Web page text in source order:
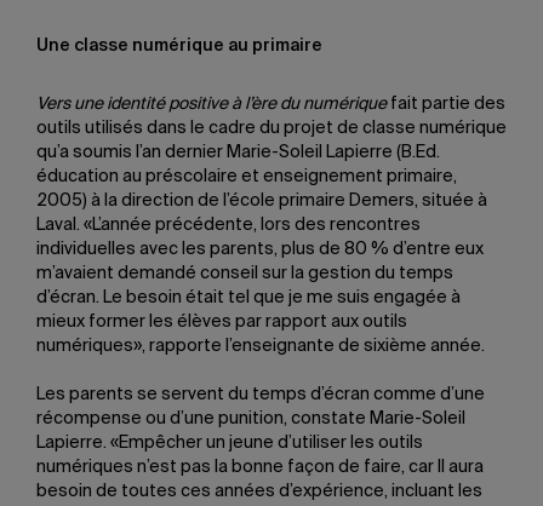
Une classe numérique au primaire
Vers une identité positive à l’ère du numérique fait partie des
outils utilisés dans le cadre du projet de classe numérique
qu’a soumis l’an dernier Marie-Soleil Lapierre (B.Ed.
éducation au préscolaire et enseignement primaire,
2005) à la direction de l’école primaire Demers, située à
Laval. «L’année précédente, lors des rencontres
individuelles avec les parents, plus de 80 % d’entre eux
m’avaient demandé conseil sur la gestion du temps
d’écran. Le besoin était tel que je me suis engagée à
mieux former les élèves par rapport aux outils
numériques», rapporte l’enseignante de sixième année.
Les parents se servent du temps d’écran comme d’une
récompense ou d’une punition, constate Marie-Soleil
Lapierre. «Empêcher un jeune d’utiliser les outils
numériques n’est pas la bonne façon de faire, car Il aura
besoin de toutes ces années d’expérience, incluant les